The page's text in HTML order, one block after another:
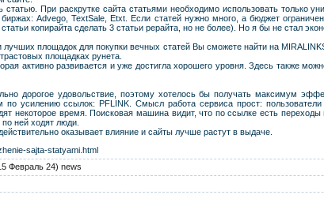
При раскрутке сайта статьями необходимо использовать только
Advego, TextSale, Etxt. Если статей нужно много, а бюджет
копирайта сделать 3 статьи рерайта, но не более). Но я бы не стал
площадок для покупки вечных статей Вы сможете найти на
площадках рунета.
активно развивается и уже достигла хорошего уровня. Здесь также
дорогое удовольствие, поэтому хотелось бы получать максимум
по усилению ссылок: PFLINK. Смысл работа сервиса прост:
некоторое время. Поисковая машина видит, что по ссылке есть переходы
ней ходят люди.
оказывает влияние и сайты лучше растут в выдаче.
sajta-statyami.html
Февраль 24) news